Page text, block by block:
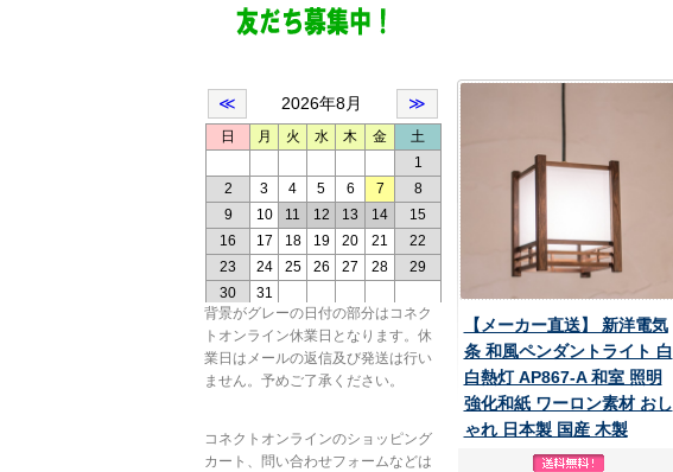
背景がグレーの日付の部分はコネク
トオンライン休業日となります。休
業日はメールの返信及び発送は行い
ません。予めご了承ください。
コネクトオンラインのショッピング
カート、問い合わせフォームなどは
【メーカー直送】 新洋電気
条 和風ペンダントライト 白
白熱灯 AP867-A 和室 照明
強化和紙 ワーロン素材 おし
ゃれ 日本製 国産 木製